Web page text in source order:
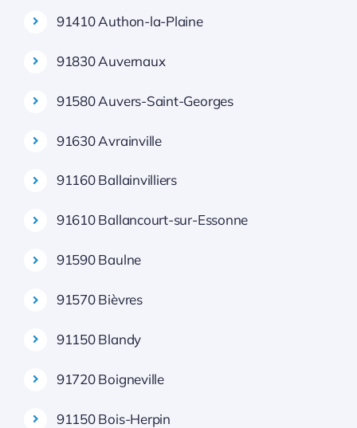
91410 Authon-la-Plaine
91830 Auvernaux
91580 Auvers-Saint-Georges
91630 Avrainville
91160 Ballainvilliers
91610 Ballancourt-sur-Essonne
91590 Baulne
91570 Bièvres
91150 Blandy
91720 Boigneville
91150 Bois-Herpin